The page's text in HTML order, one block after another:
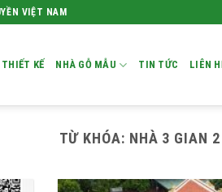
VIỆT NAM
THIẾT KẾ NHÀ GỖ MẪU TIN TỨC LIÊN
TỪ KHÓA: NHÀ 3 GIAN